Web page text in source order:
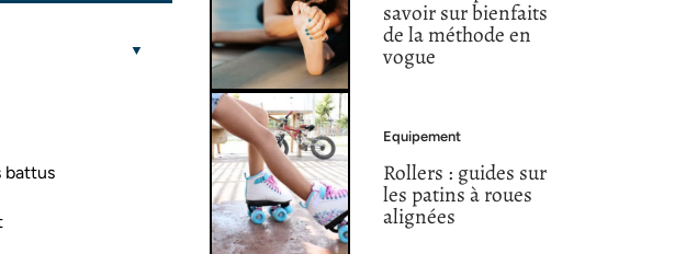
battus
savoir sur bienfaits
de la méthode en
vogue
Equipement
Rollers : guides sur
les patins à roues
alignées